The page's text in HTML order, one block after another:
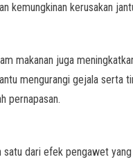
kemungkinan kerusakan
makanan juga
mengurangi gejala serta
pernapasan.
dari efek pengawet